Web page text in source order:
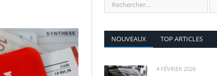
NOUVEAUX TOP ARTICLES
4 FÉVRIER 2026